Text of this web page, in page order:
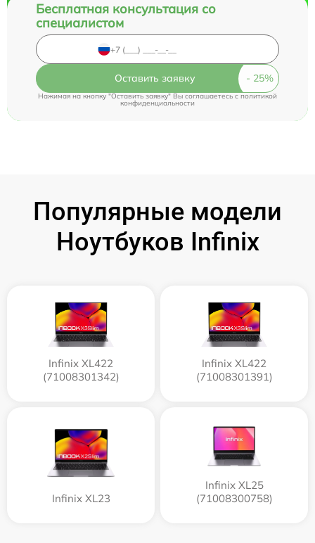
Бесплатная консультация со
специалистом
Оставить заявку
Нажимая на кнопку "Оставить заявку" Вы соглашаетесь c политикой
конфиденциальности
Популярные модели
Ноутбуков Infinix
Infinix XL422
(71008301342)
Infinix XL422
(71008301391)
Infinix XL23
Infinix XL25
(71008300758)